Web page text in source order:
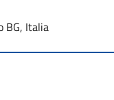
BG, Italia